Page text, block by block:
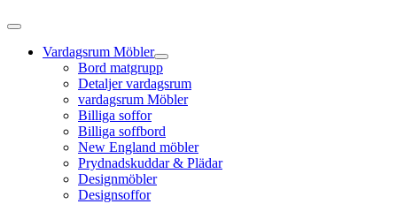
Vardagsrum Möbler
Bord matgrupp
Detaljer vardagsrum
vardagsrum Möbler
Billiga soffor
Billiga soffbord
New England möbler
Prydnadskuddar & Plädar
Designmöbler
Designsoffor